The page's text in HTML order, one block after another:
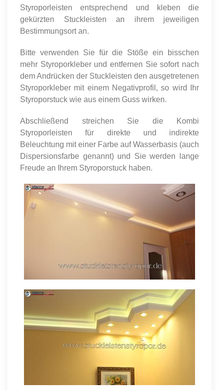
Styroporleisten entsprechend und kleben die
gekürzten Stuckleisten an ihrem jeweiligen
Bestimmungsort an.
Bitte verwenden Sie für die Stöße ein bisschen
mehr Styroporkleber und entfernen Sie sofort nach
dem Andrücken der Stuckleisten den ausgetretenen
Styroporkleber mit einem Negativprofil, so wird Ihr
Styroporstuck wie aus einem Guss wirken.
Abschließend streichen Sie die Kombi
Styroporleisten für direkte und indirekte
Beleuchtung mit einer Farbe auf Wasserbasis (auch
Dispersionsfarbe genannt) und Sie werden lange
Freude an Ihrem Styroporstuck haben.